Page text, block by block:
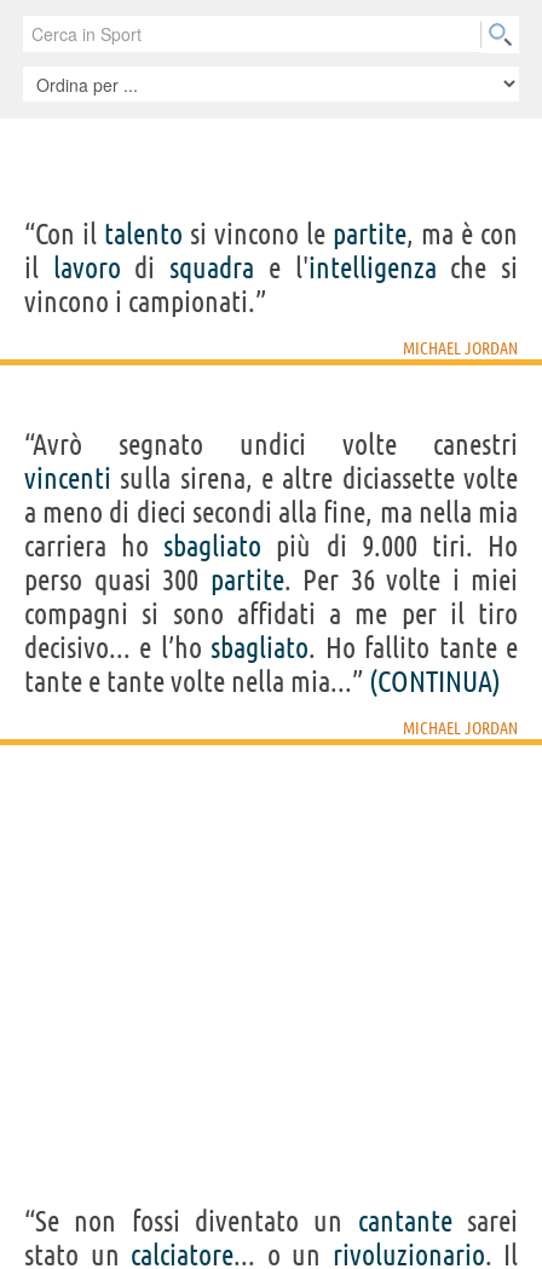
produttivo, agile, veloce, dinamico, pronto. Trovate il vostro sport, fate
“Con il talento si vincono le partite, ma è con
il lavoro di squadra e l'intelligenza che si
vincono i campionati.”
MICHAEL JORDAN
“Avrò segnato undici volte canestri
vincenti sulla sirena, e altre diciassette volte
a meno di dieci secondi alla fine, ma nella mia
carriera ho sbagliato più di 9.000 tiri. Ho
perso quasi 300 partite. Per 36 volte i miei
compagni si sono affidati a me per il tiro
decisivo... e l’ho sbagliato. Ho fallito tante e
tante e tante volte nella mia...” (CONTINUA)
MICHAEL JORDAN
“Se non fossi diventato un cantantesarei
stato un calciatore... o un rivoluzionario. Il